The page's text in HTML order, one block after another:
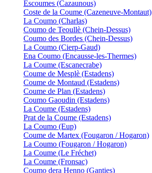
Escoumes (Cazaunous)
Coste de la Coume (Cazeneuve-Montaut)
La Coumo (Charlas)
Coumo de Teoullè (Chein-Dessus)
Coumo des Bordes (Chein-Dessus)
La Coumo (Cierp-Gaud)
Ena Coumo (Encausse-les-Thermes)
La Coume (Escanecrabe)
Coume de Mesplè (Estadens)
Coume de Montaud (Estadens)
Coume de Plan (Estadens)
Coumo Gaoudin (Estadens)
La Coume (Estadens)
Prat de la Coume (Estadens)
La Coumo (Eup)
Coume de Martex (Fougaron / Hogaron)
La Coumo (Fougaron / Hogaron)
La Coume (Le Fréchet)
La Coume (Fronsac)
Coumo dera Henno (Ganties)